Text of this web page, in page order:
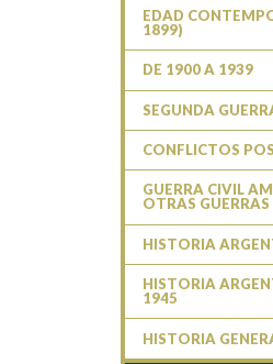
EDAD
1899)
DE 1900 A 1939
SEGUNDA
CONFLICTOS
GUERRA CIVIL
OTRAS GUERRAS
HISTORIA
HISTORIA
1945
HISTORIA